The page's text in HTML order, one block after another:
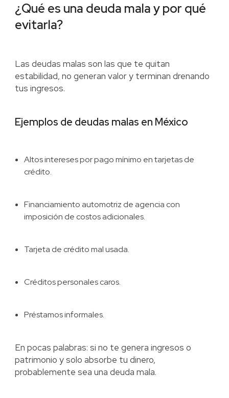
¿Qué es una deuda mala y por qué
evitarla?
Las deudas malas son las que te quitan
estabilidad, no generan valor y terminan drenando
tus ingresos.
Ejemplos de deudas malas en México
Altos intereses por pago mínimo en tarjetas de
crédito.
Financiamiento automotriz de agencia con
imposición de costos adicionales.
Tarjeta de crédito mal usada.
Créditos personales caros.
Préstamos informales.
En pocas palabras: si no te genera ingresos o
patrimonio y solo absorbe tu dinero,
probablemente sea una deuda mala.